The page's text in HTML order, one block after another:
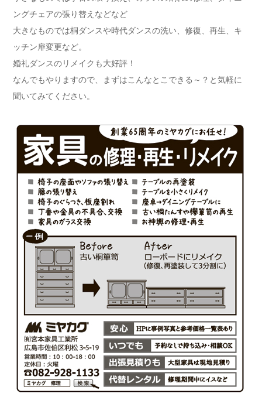
ングチェアの張り替えなどなど
大きなものでは桐ダンスや時代ダンスの洗い、修復、再生、キ
ッチン扉変更など。
婚礼ダンスのリメイクも大好評！
なんでもやりますので、まずはこんなとこできる～？と気軽に
聞いてみてください。